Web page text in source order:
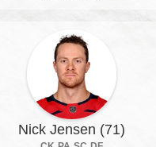
Nick Jensen (71)